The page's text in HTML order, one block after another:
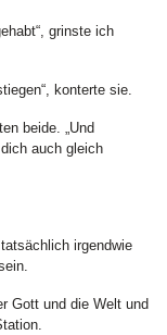
grinste ich
konterte sie.
beide. „Und
auch gleich
irgendwie
Gott und die Welt und